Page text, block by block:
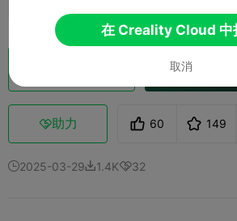
在 Creality
助力 60 149
2025-03-291.4K32
在 Creality Cloud 中
取消